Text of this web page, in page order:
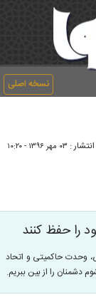
نسخه اصلی
: ۰۳ مهر ۱۳۹۶ - ۱۰:۲۰
را حفظ کنند
وحدت حاکمیتی و اتحاد
دشمنان را از بین ببریم.